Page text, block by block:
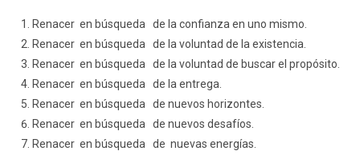
Renacer en búsqueda de la confianza en uno mismo.
Renacer en búsqueda de la voluntad de la existencia.
Renacer en búsqueda de la voluntad de buscar el propósito.
Renacer en búsqueda de la entrega.
Renacer en búsqueda de nuevos horizontes.
Renacer en búsqueda de nuevos desafíos.
Renacer en búsqueda de nuevas energías.